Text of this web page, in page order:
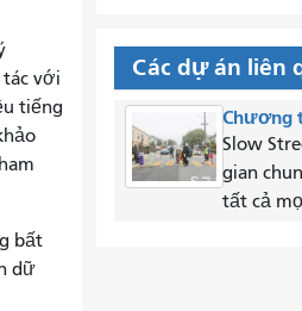
với
tiếng
bất
dữ
Các dự án liên
Chương
Slow
gian
tất cả